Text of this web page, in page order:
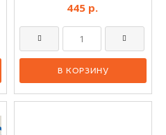
445 р.